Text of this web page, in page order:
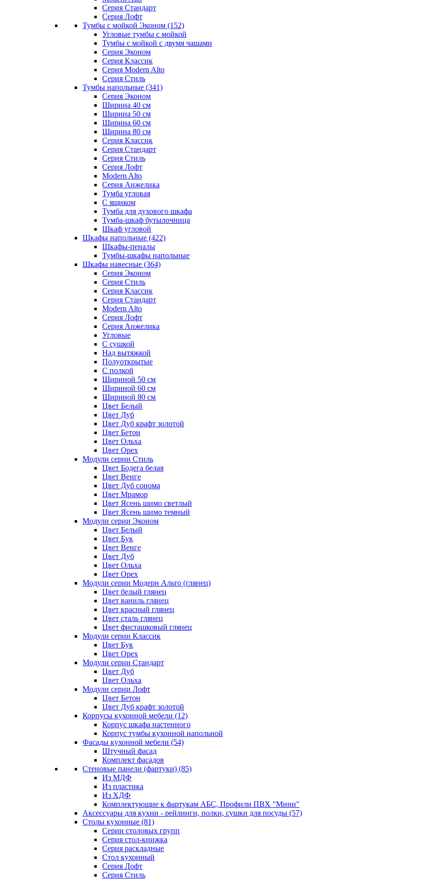
Серия Стандарт
Серия Лофт
Тумбы с мойкой Эконом (152)
Угловые тумбы с мойкой
Тумбы с мойкой с двумя чашами
Серия Эконом
Серия Классик
Серия Modern Alto
Серия Стиль
Тумбы напольные (341)
Серия Эконом
Ширина 40 см
Ширина 50 см
Ширина 60 см
Ширина 80 см
Серия Классик
Серия Стандарт
Серия Стиль
Серия Лофт
Modern Alto
Серия Анжелика
Тумба угловая
С ящиком
Тумба для духового шкафа
Тумба-шкаф бутылочница
Шкаф угловой
Шкафы напольные (422)
Шкафы-пеналы
Тумбы-шкафы напольные
Шкафы навесные (364)
Серия Эконом
Серия Стиль
Серия Классик
Серия Стандарт
Modern Alto
Серия Лофт
Серия Анжелика
Угловые
С сушкой
Над вытяжкой
Полуоткрытые
С полкой
Шириной 50 см
Шириной 60 см
Шириной 80 см
Цвет Белый
Цвет Дуб
Цвет Дуб крафт золотой
Цвет Бетон
Цвет Ольха
Цвет Орех
Модули серии Стиль
Цвет Бодега белая
Цвет Венге
Цвет Дуб сонома
Цвет Мрамор
Цвет Ясень шимо светлый
Цвет Ясень шимо темный
Модули серии Эконом
Цвет Белый
Цвет Бук
Цвет Венге
Цвет Дуб
Цвет Ольха
Цвет Орех
Модули серии Модерн Альто (глянец)
Цвет белый глянец
Цвет ваниль глянец
Цвет красный глянец
Цвет сталь глянец
Цвет фисташковый глянец
Модули серии Классик
Цвет Бук
Цвет Орех
Модули серии Стандарт
Цвет Дуб
Цвет Ольха
Модули серии Лофт
Цвет Бетон
Цвет Дуб крафт золотой
Корпусы кухонной мебели (12)
Корпус шкафа настенного
Корпус тумбы кухонной напольной
Фасады кухонной мебели (54)
Штучный фасад
Комплект фасадов
Стеновые панели (фартуки) (85)
Из МДФ
Из пластика
Из ХДФ
Комплектующие к фартукам АБС, Профили ПВХ "Мини"
Аксессуары для кухни - рейлинги, полки, сушки для посуды (57)
Столы кухонные (81)
Серии столовых групп
Серия стол-книжка
Серия раскладные
Стол кухонный
Серия Лофт
Серия Стиль